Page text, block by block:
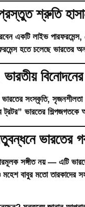
শ্রুতি
একটি লাইভ পারফরমেন্স,
হতে চলেছে ভারতের
ভারতের সংস্কৃতি,
ভারতের শিল্পজগতকে
ভারতের
সঙ্গীত নয় — এটি
মহেশ বাবুর মতো